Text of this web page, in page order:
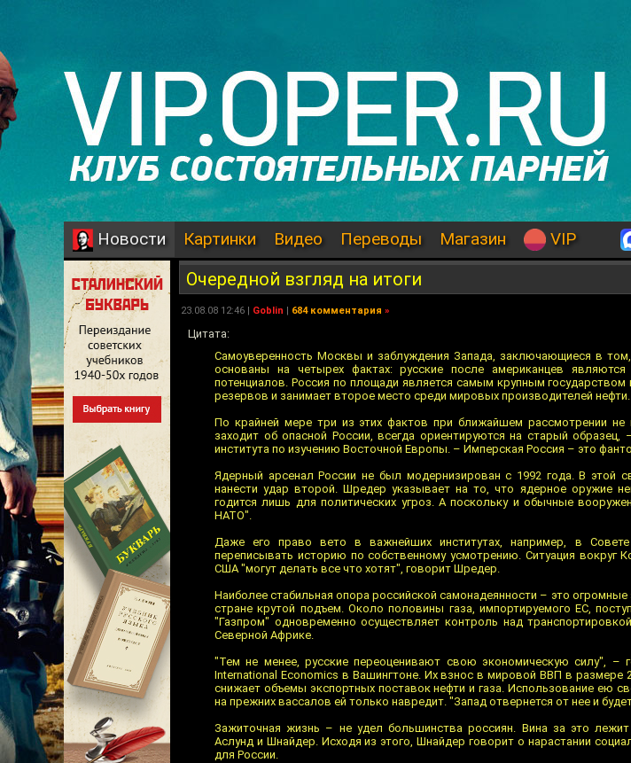
Новости Картинки Видео Переводы Магазин VIP
Очередной взгляд на итоги
23.08.08 12:46 | Goblin | 684 комментария »
Цитата:
Самоуверенность Москвы и заблуждения Запада, заключающиеся в
основаны на четырех фактах: русские после американцев
потенциалов. Россия по площади является самым крупным
резервов и занимает второе место среди мировых производителей
По крайней мере три из этих фактов при ближайшем рассмотрении не
заходит об опасной России, всегда ориентируются на старый образец,
института по изучению Восточной Европы. – Имперская Россия – это
Ядерный арсенал России не был модернизирован с 1992 года. В
нанести удар второй. Шредер указывает на то, что ядерное оружие
годится лишь для политических угроз. А поскольку и обычные
НАТО".
Даже его право вето в важнейших институтах, например, в
переписывать историю по собственному усмотрению. Ситуация вокруг
США "могут делать все что хотят", говорит Шредер.
Наиболее стабильная опора российской самонадеянности – это
стране крутой подъем. Около половины газа, импортируемого ЕС,
"Газпром" одновременно осуществляет контроль над
Северной Африке.
"Тем не менее, русские переоценивают свою экономическую силу", –
International Economics в Вашингтоне. Их взнос в мировой ВВП в размере
снижает объемы экспортных поставок нефти и газа. Использование ею
на прежних вассалов ей только навредит. "Запад отвернется от нее и
Зажиточная жизнь – не удел большинства россиян. Вина за это
Аслунд и Шнайдер. Исходя из этого, Шнайдер говорит о нарастании
для России.